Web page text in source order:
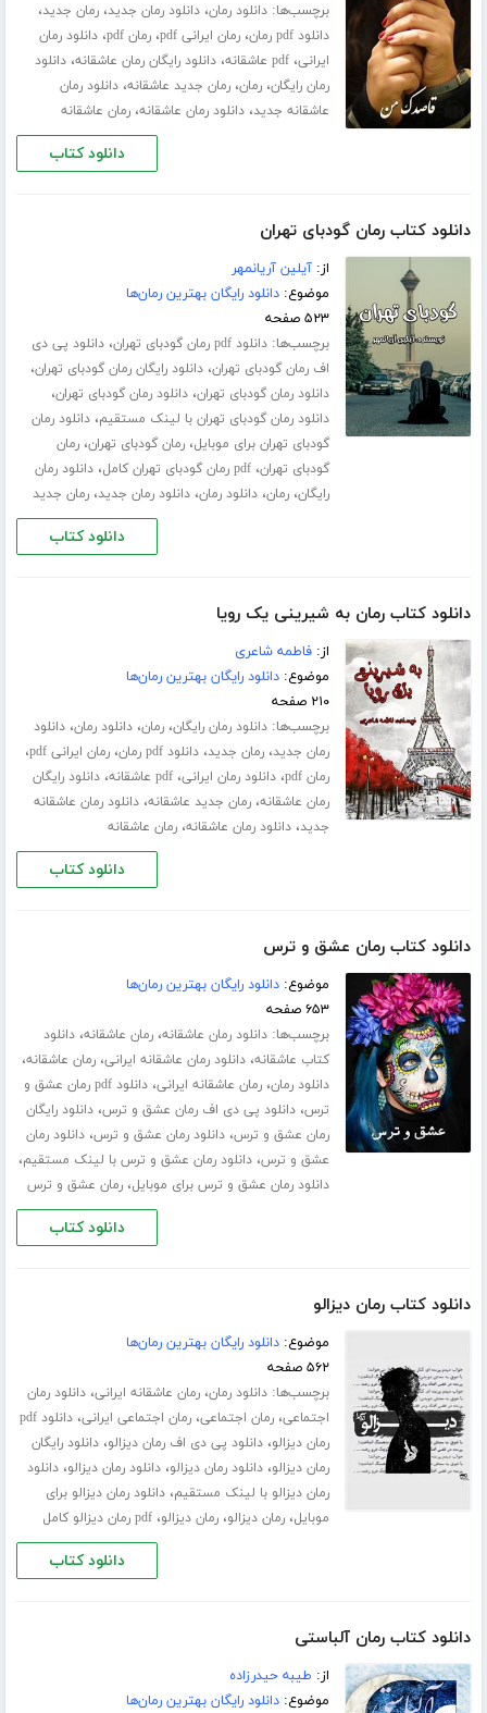
برچسب‌ها:دانلود رمان،دانلود رمان جدید،رمان جدید،
دانلود pdf رمان ،رمان ایرانی pdf ،رمان pdf ،دانلود رمان
ایرانی،pdf عاشقانه ،دانلود رایگان رمان عاشقانه،دانلود
رمان رایگان،رمان،رمان جدید عاشقانه،دانلود رمان
عاشقانه جدید،دانلود رمان عاشقانه،رمان عاشقانه
دانلود کتاب
دانلود کتاب رمان گودبای تهران
از:آیلین آریانمهر
موضوع:دانلود رایگان بهترین رمان‌ها
۵۲۳ صفحه
برچسب‌ها:دانلود pdf رمان گودبای تهران ،دانلود پی دی
اف رمان گودبای تهران،دانلود رایگان رمان گودبای تهران،
دانلود رمان گودبای تهران،دانلود رمان گودبای تهران،
دانلود رمان گودبای تهران با لینک مستقیم،دانلود رمان
گودبای تهران برای موبایل،رمان گودبای تهران،رمان
گودبای تهران،pdf رمان گودبای تهران کامل ،دانلود رمان
رایگان،رمان،دانلود رمان،دانلود رمان جدید،رمان جدید
دانلود کتاب
دانلود کتاب رمان به شیرینی یک رویا
از:فاطمه شاعری
موضوع:دانلود رایگان بهترین رمان‌ها
۲۱۰ صفحه
برچسب‌ها:دانلود رمان رایگان،رمان،دانلود رمان،دانلود
رمان جدید،رمان جدید،دانلود pdf رمان ،رمان ایرانی pdf ،
رمان pdf ،دانلود رمان ایرانی،pdf عاشقانه ،دانلود رایگان
رمان عاشقانه،رمان جدید عاشقانه،دانلود رمان عاشقانه
جدید،دانلود رمان عاشقانه،رمان عاشقانه
دانلود کتاب
دانلود کتاب رمان عشق و ترس
موضوع:دانلود رایگان بهترین رمان‌ها
۶۵۳ صفحه
برچسب‌ها:دانلود رمان عاشقانه،رمان عاشقانه،دانلود
کتاب عاشقانه،دانلود رمان عاشقانه ایرانی،رمان عاشقانه،
دانلود رمان،رمان عاشقانه ایرانی،
دانلود pdf رمان عشق و
ترس،دانلود پی دی اف رمان عشق و ترس،دانلود رایگان
رمان عشق و ترس،دانلود رمان عشق و ترس،دانلود رمان
عشق و ترس،دانلود رمان عشق و ترس با لینک مستقیم،
دانلود رمان عشق و ترس برای موبایل،رمان عشق و ترس
دانلود کتاب
دانلود کتاب رمان دیزالو
موضوع:دانلود رایگان بهترین رمان‌ها
۵۶۲ صفحه
برچسب‌ها:دانلود رمان،رمان عاشقانه ایرانی،دانلود رمان
اجتماعی،رمان اجتماعی،رمان اجتماعی ایرانی،
دانلود pdf
رمان دیزالو،دانلود پی دی اف رمان دیزالو،دانلود رایگان
رمان دیزالو،دانلود رمان دیزالو،دانلود رمان دیزالو،دانلود
رمان دیزالو با لینک مستقیم،دانلود رمان دیزالو برای
موبایل،رمان دیزالو،رمان دیزالو،pdf رمان دیزالو کامل
دانلود کتاب
دانلود کتاب رمان آلباستی
از: طیبه حیدرزاده
موضوع:دانلود رایگان بهترین رمان‌ها